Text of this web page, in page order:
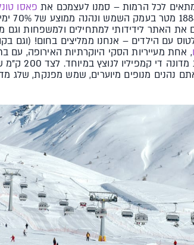
לכל הרמות – סמנו לעצמכם את פאסו
את האתר לידידותי למתחילים ולמשפחות
עם הילדים – אנחנו ממליצים בחום! (וגם
, אחת מעייריות הסקי היוקרתיות האירופה,
מועדונים
נהנים מנופים מיוערים, שמש מפנקת, שלג